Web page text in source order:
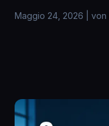
Maggio 24, 2026 von